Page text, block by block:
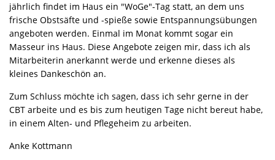
jährlich findet im Haus ein "WoGe"-Tag statt, an dem uns
frische Obstsäfte und -spieße sowie Entspannungsübungen
angeboten werden. Einmal im Monat kommt sogar ein
Masseur ins Haus. Diese Angebote zeigen mir, dass ich als
Mitarbeiterin anerkannt werde und erkenne dieses als
kleines Dankeschön an.
Zum Schluss möchte ich sagen, dass ich sehr gerne in der
CBT arbeite und es bis zum heutigen Tage nicht bereut habe,
in einem Alten- und Pflegeheim zu arbeiten.
Anke Kottmann